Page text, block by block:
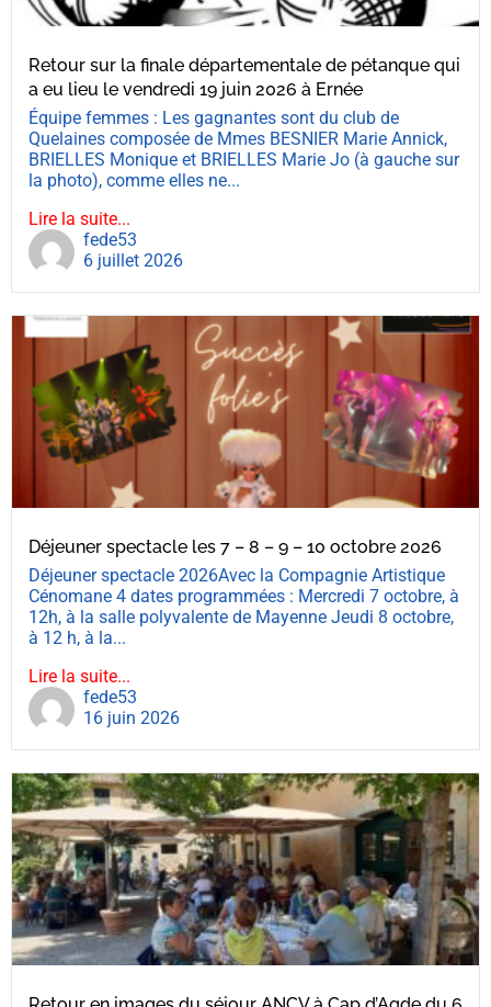
Retour sur la finale départementale de pétanque qui
a eu lieu le vendredi 19 juin 2026 à Ernée
Équipe femmes : Les gagnantes sont du club de
Quelaines composée de Mmes BESNIER Marie Annick,
BRIELLES Monique et BRIELLES Marie Jo (à gauche sur
la photo), comme elles ne...
Lire la suite...
fede53
6 juillet 2026
Déjeuner spectacle les 7 – 8 – 9 – 10 octobre 2026
Déjeuner spectacle 2026Avec la Compagnie Artistique
Cénomane 4 dates programmées : Mercredi 7 octobre, à
12h, à la salle polyvalente de Mayenne Jeudi 8 octobre,
à 12 h, à la...
Lire la suite...
fede53
16 juin 2026